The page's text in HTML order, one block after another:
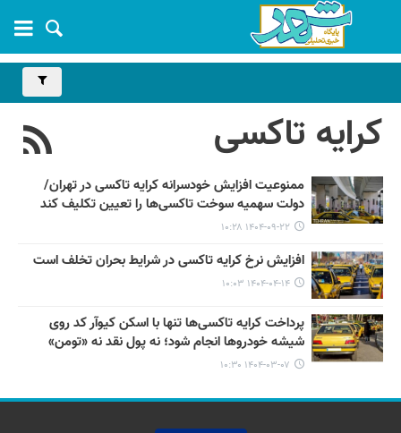
کرایه تاکسی
ممنوعیت افزایش خودسرانه کرایه تاکسی در تهران/
دولت سهمیه سوخت تاکسی‌ها را تعیین تکلیف کند
۱۴۰۴-۰۹-۲۲ ۱۰:۲۸
افزایش نرخ کرایه‌ تاکسی در شرایط بحران تخلف است
۱۴۰۴-۰۴-۱۴ ۱۰:۰۳
پرداخت کرایه تاکسی‌ها تنها با اسکن کیوآر کد روی
شیشه خودروها انجام شود؛ نه پول نقد نه «تومن»
۱۴۰۴-۰۳-۰۷ ۱۰:۳۰